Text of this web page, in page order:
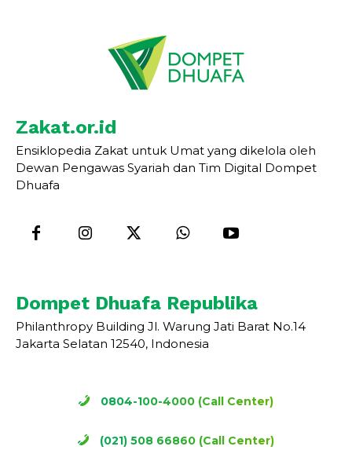
Zakat.or.id
Ensiklopedia Zakat untuk Umat yang dikelola oleh
Dewan Pengawas Syariah dan Tim Digital Dompet
Dhuafa
Dompet Dhuafa Republika
Philanthropy Building Jl. Warung Jati Barat No.14
Jakarta Selatan 12540, Indonesia
0804-100-4000 (Call Center)
(021) 508 66860 (Call Center)